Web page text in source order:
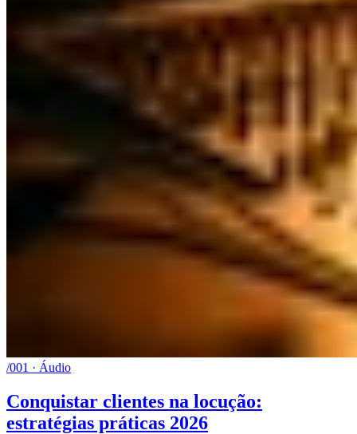
/001 · Áudio
Conquistar clientes na locução:
estratégias práticas 2026